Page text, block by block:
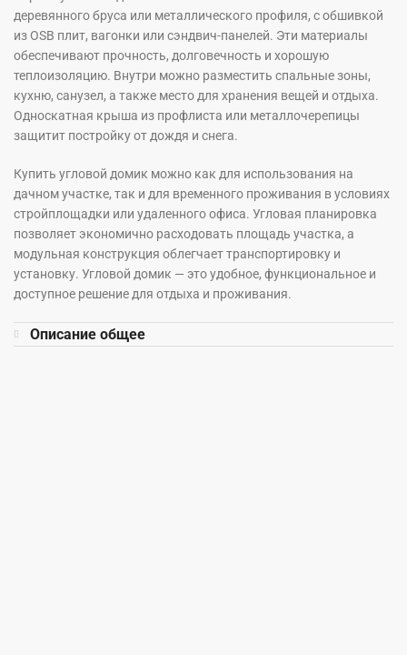
деревянного бруса или металлического профиля, с обшивкой
из OSB плит, вагонки или сэндвич-панелей. Эти материалы
обеспечивают прочность, долговечность и хорошую
теплоизоляцию. Внутри можно разместить спальные зоны,
кухню, санузел, а также место для хранения вещей и отдыха.
Односкатная крыша из профлиста или металлочерепицы
защитит постройку от дождя и снега.
Купить угловой домик можно как для использования на
дачном участке, так и для временного проживания в условиях
стройплощадки или удаленного офиса. Угловая планировка
позволяет экономично расходовать площадь участка, а
модульная конструкция облегчает транспортировку и
установку. Угловой домик — это удобное, функциональное и
доступное решение для отдыха и проживания.
Описание общее